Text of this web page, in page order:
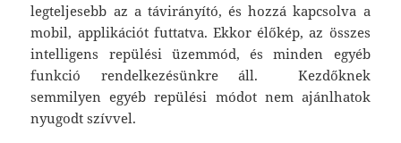
legteljesebb az a távirányító, és hozzá kapcsolva a
mobil, applikációt futtatva. Ekkor élőkép, az összes
intelligens repülési üzemmód, és minden egyéb
funkció rendelkezésünkre áll. Kezdőknek
semmilyen egyéb repülési módot nem ajánlhatok
nyugodt szívvel.